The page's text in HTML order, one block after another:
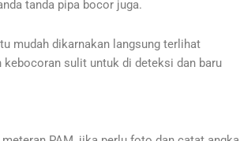
tanda pipa bocor juga.
mudah dikarnakan langsung terlihat
sulit untuk di deteksi dan baru